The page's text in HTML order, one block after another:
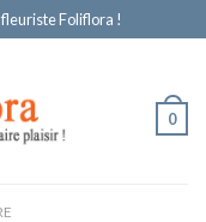
Foliflora !
0